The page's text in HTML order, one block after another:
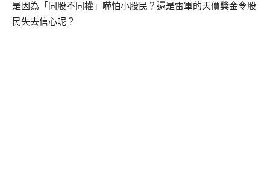
是因為「同股不同權」嚇怕小股民？還是雷軍的天價獎金令股
民失去信心呢？